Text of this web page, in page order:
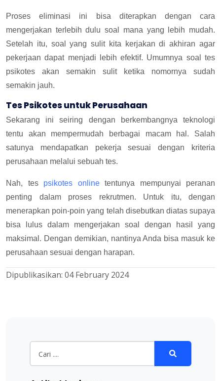
Proses eliminasi ini bisa diterapkan dengan cara
mengerjakan terlebih dulu soal mana yang lebih mudah.
Setelah itu, soal yang sulit kita kerjakan di akhiran agar
pekerjaan dapat menjadi lebih efektif. Umumnya soal tes
psikotes akan semakin sulit ketika nomornya sudah
semakin jauh.
Tes Psikotes untuk Perusahaan
Sekarang ini seiring dengan berkembangnya teknologi
tentu akan mempermudah berbagai macam hal. Salah
satunya mendapatkan pekerja sesuai dengan kriteria
perusahaan melalui sebuah tes.
Nah, tes psikotes onlinetentunya mempunyai peranan
penting dalam proses rekrutmen. Untuk itu, dengan
menerapkan poin-poin yang telah disebutkan diatas supaya
bisa lulus dalam mengerjakan soal dengan hasil yang
maksimal. Dengan demikian, nantinya Anda bisa masuk ke
perusahaan sesuai dengan harapan.
Dipublikasikan: 04 February 2024